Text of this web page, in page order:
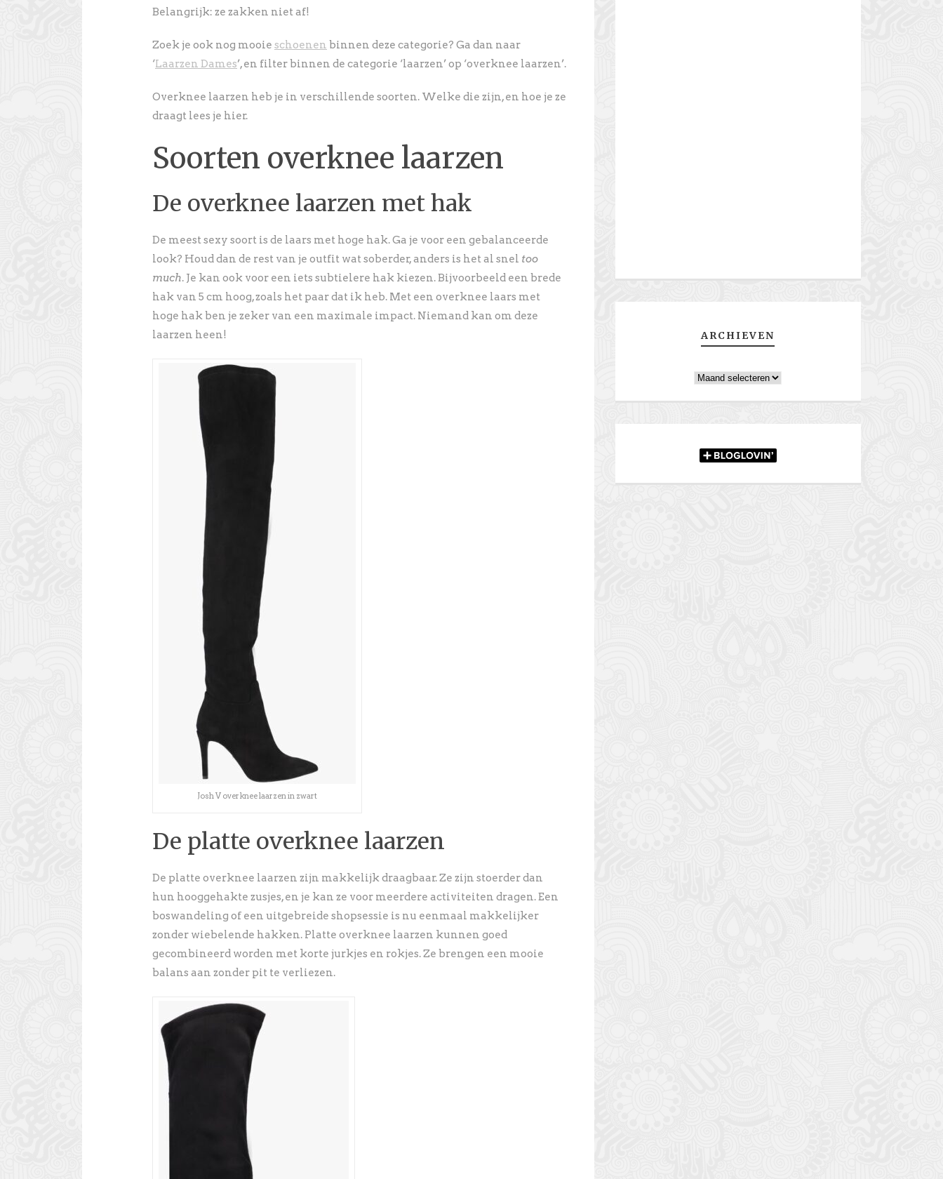
Belangrijk: ze zakken niet af!
Zoek je ook nog mooie schoenen binnen deze categorie? Ga dan naar
‘Laarzen Dames’, en filter binnen de categorie ‘laarzen’ op ‘overknee laarzen’.
Overknee laarzen heb je in verschillende soorten. Welke die zijn, en hoe je ze
draagt lees je hier.
Soorten overknee laarzen
De overknee laarzen met hak
De meest sexy soort is de laars met hoge hak. Ga je voor een gebalanceerde
look? Houd dan de rest van je outfit wat soberder, anders is het al snel too
much. Je kan ook voor een iets subtielere hak kiezen. Bijvoorbeeld een brede
hak van 5 cm hoog, zoals het paar dat ik heb. Met een overknee laars met
hoge hak ben je zeker van een maximale impact. Niemand kan om deze
laarzen heen!
Josh V overknee laarzen in zwart
De platte overknee laarzen
De platte overknee laarzen zijn makkelijk draagbaar. Ze zijn stoerder dan
hun hooggehakte zusjes, en je kan ze voor meerdere activiteiten dragen. Een
boswandeling of een uitgebreide shopsessie is nu eenmaal makkelijker
zonder wiebelende hakken. Platte overknee laarzen kunnen goed
gecombineerd worden met korte jurkjes en rokjes. Ze brengen een mooie
balans aan zonder pit te verliezen.
ARCHIEVEN
Archieven